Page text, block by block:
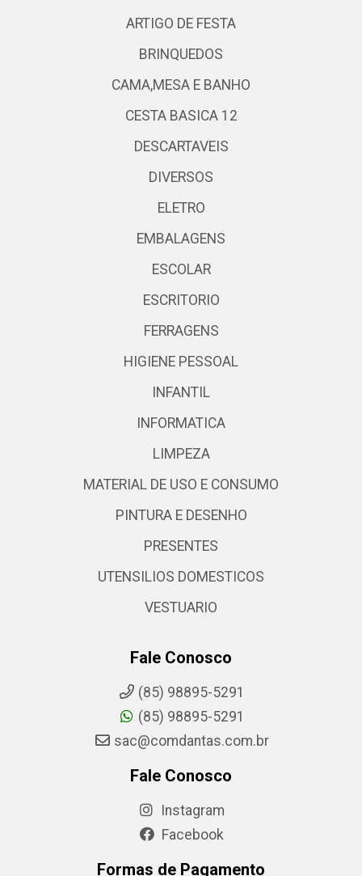
ARTIGO DE FESTA
BRINQUEDOS
CAMA,MESA E BANHO
CESTA BASICA 12
DESCARTAVEIS
DIVERSOS
ELETRO
EMBALAGENS
ESCOLAR
ESCRITORIO
FERRAGENS
HIGIENE PESSOAL
INFANTIL
INFORMATICA
LIMPEZA
MATERIAL DE USO E CONSUMO
PINTURA E DESENHO
PRESENTES
UTENSILIOS DOMESTICOS
VESTUARIO
Fale Conosco
(85) 98895-5291
(85) 98895-5291
sac@comdantas.com.br
Fale Conosco
Instagram
Facebook
Formas de Pagamento